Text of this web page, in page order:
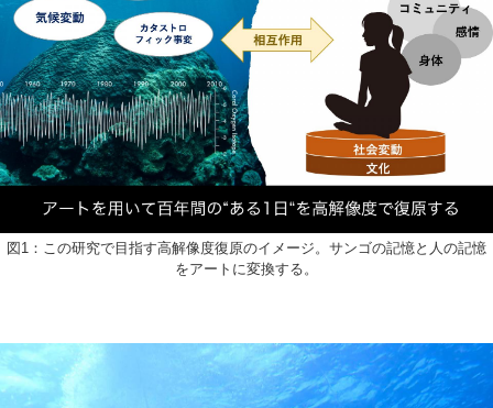
図1：この研究で目指す高解像度復原のイメージ。サンゴの記憶と人の記憶
をアートに変換する。